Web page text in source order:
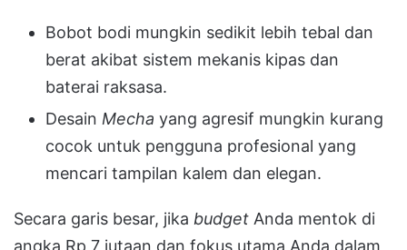
Bobot bodi mungkin sedikit lebih tebal dan
berat akibat sistem mekanis kipas dan
baterai raksasa.
Desain Mecha yang agresif mungkin kurang
cocok untuk pengguna profesional yang
mencari tampilan kalem dan elegan.
Secara garis besar, jika budget Anda mentok di
angka Rp 7 jutaan dan fokus utama Anda dalam